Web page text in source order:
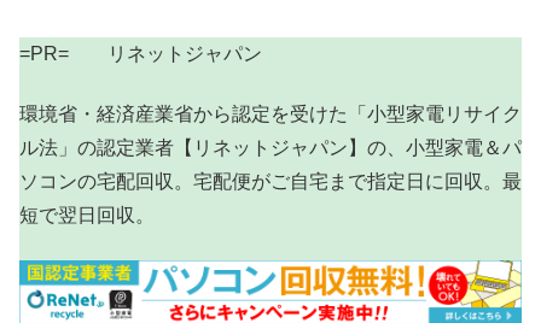
=PR= リネットジャパン
環境省・経済産業省から認定を受けた「小型家電リサイク
ル法」の認定業者【リネットジャパン】の、小型家電＆パ
ソコンの宅配回収。宅配便がご自宅まで指定日に回収。最
短で翌日回収。